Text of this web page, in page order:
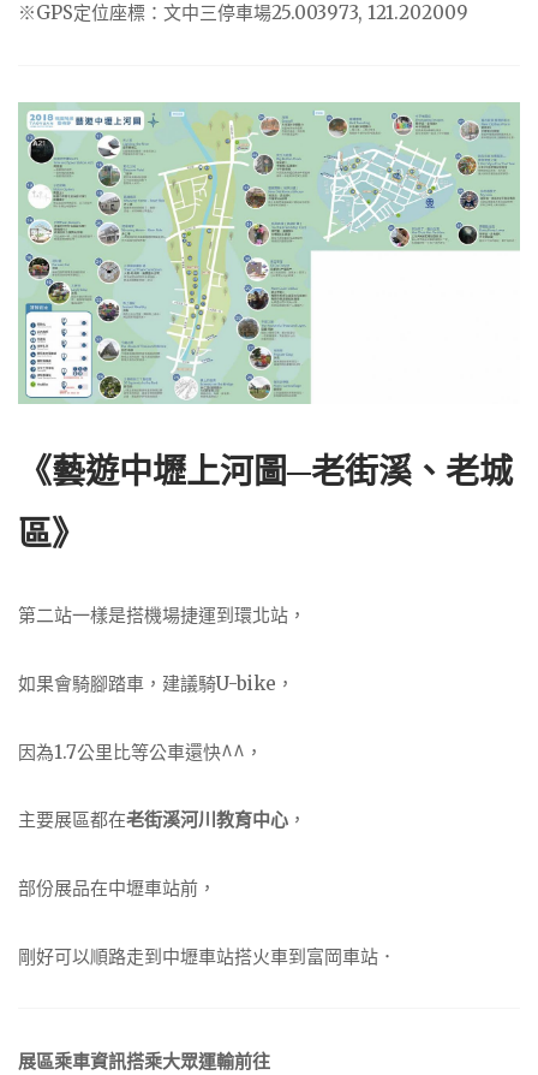
※GPS定位座標：文中三停車場25.003973, 121.202009
《藝遊中壢上河圖─老街溪、老城
區》
第二站一樣是搭機場捷運到環北站，
如果會騎腳踏車，建議騎U-bike，
因為1.7公里比等公車還快^^，
主要展區都在老街溪河川教育中心 ，
部份展品在中壢車站前，
剛好可以順路走到中壢車站搭火車到富岡車站．
展區乘車資訊搭乘大眾運輸前往